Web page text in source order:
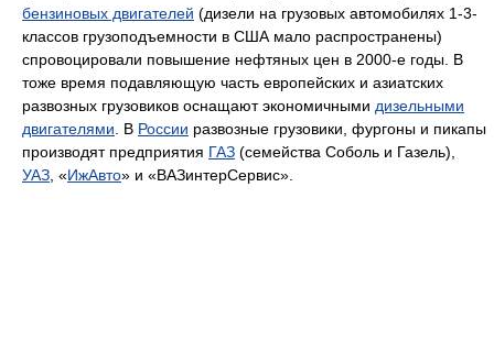
бензиновых двигателей (дизели на грузовых автомобилях 1-3-
классов грузоподъемности в США мало распространены)
спровоцировали повышение нефтяных цен в 2000-е годы. В
тоже время подавляющую часть европейских и азиатских
развозных грузовиков оснащают экономичными дизельными
двигателями . В России развозные грузовики, фургоны и пикапы
производят предприятия ГАЗ (семейства Соболь и Газель),
УАЗ , «ИжАвто» и «ВАЗинтерСервис».